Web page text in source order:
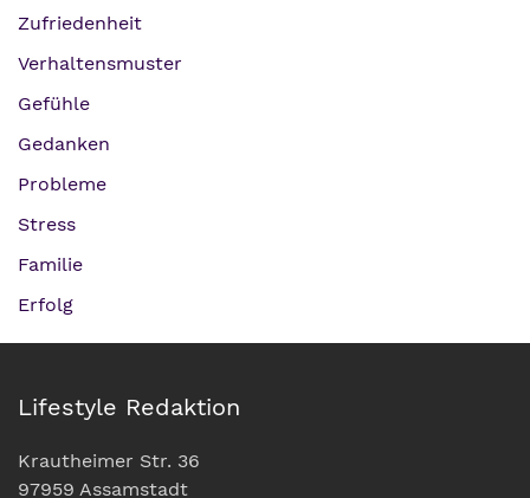
Zufriedenheit
Verhaltensmuster
Gefühle
Gedanken
Probleme
Stress
Familie
Erfolg
Lifestyle Redaktion
Krautheimer Str. 36
97959 Assamstadt